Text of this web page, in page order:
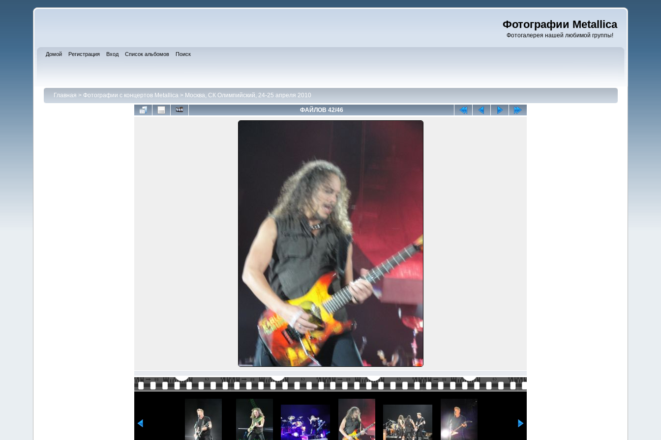
Фотографии Metallica
Фотогалерея нашей любимой группы!
Домой Регистрация Вход Список альбомов Поиск
Главная > Фотографии с концертов Metallica> Москва, СК Олимпийский, 24-25 апреля 2010
ФАЙЛОВ 42/46